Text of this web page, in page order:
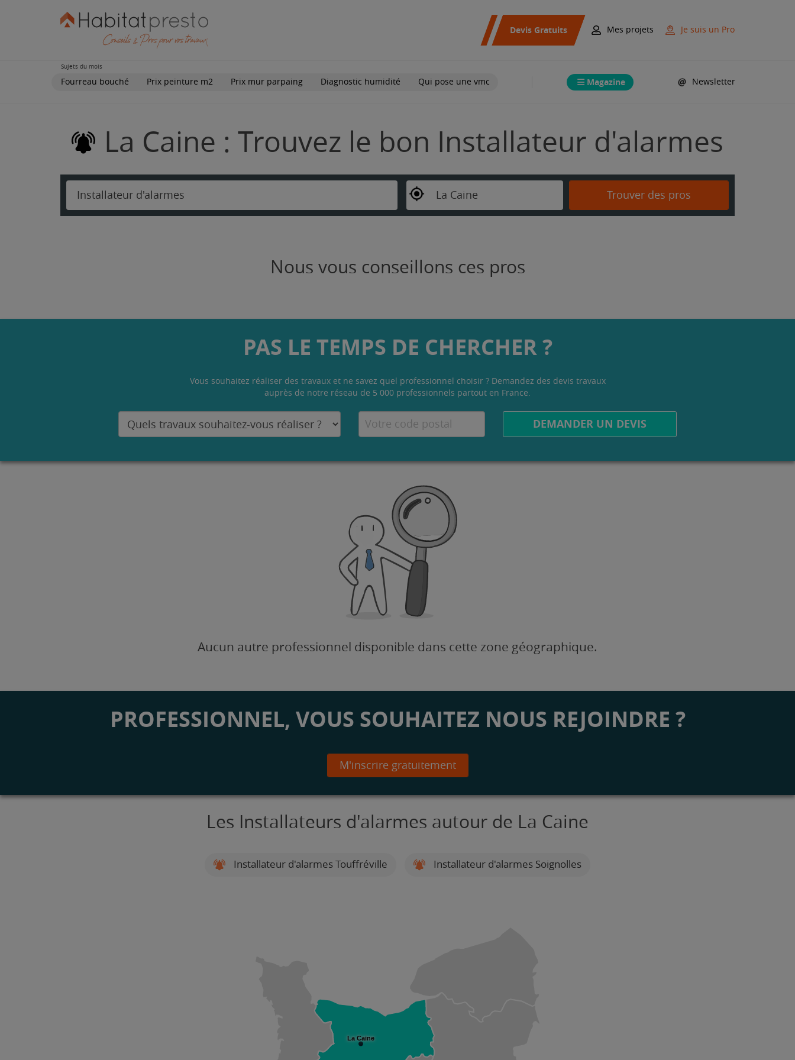
Devis Gratuits Mes projets Je suis un Pro
Sujets du mois
Fourreau bouché Prix peinture m2 Prix mur parpaing Diagnostic humidité Qui pose une vmc Magazine Newsletter
La Caine : Trouvez le bon Installateur d'alarmes
Installateur d'alarmes La Caine Trouver des pros
Nous vous conseillons ces pros
PAS LE TEMPS DE CHERCHER ?
Vous souhaitez réaliser des travaux et ne savez quel professionnel choisir ? Demandez des devis travaux
auprès de notre réseau de 5 000 professionnels partout en France.
DEMANDER UN DEVIS
Aucun autre professionnel disponible dans cette zone géographique.
PROFESSIONNEL, VOUS SOUHAITEZ NOUS REJOINDRE ?
M'inscrire gratuitement
Les Installateurs d'alarmes autour de La Caine
Installateur d'alarmes Touffréville Installateur d'alarmes Soignolles
La Caine